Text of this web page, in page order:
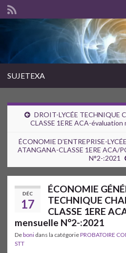
SUJETEXA
DROIT-LYCÉE TECHNIQUE
CLASSE 1ERE ACA-évaluation
ÉCONOMIE D’ENTREPRISE-
ATANGANA-CLASSE 1ERE ACA/
N°2-:2021
DÉC
17
ÉCONOMIE
TECHNIQUE
CLASSE 1ERE
mensuelle N°2-:2021
Deboni dans la catégoriePROBATOIRE
STT